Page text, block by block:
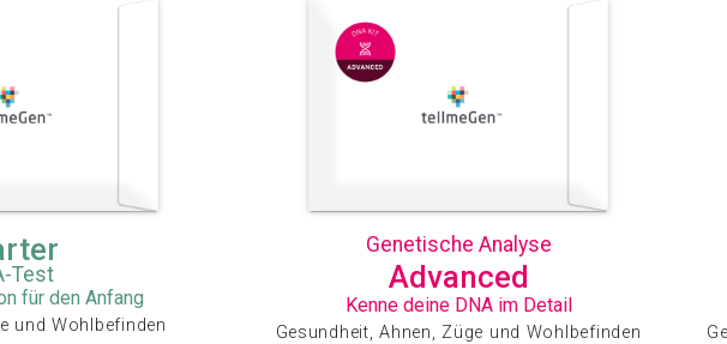
Test
für den Anfang
und Wohlbefinden
Genetische Analyse
Advanced
Kenne deine DNA im Detail
Gesundheit, Ahnen, Züge und Wohlbefinden